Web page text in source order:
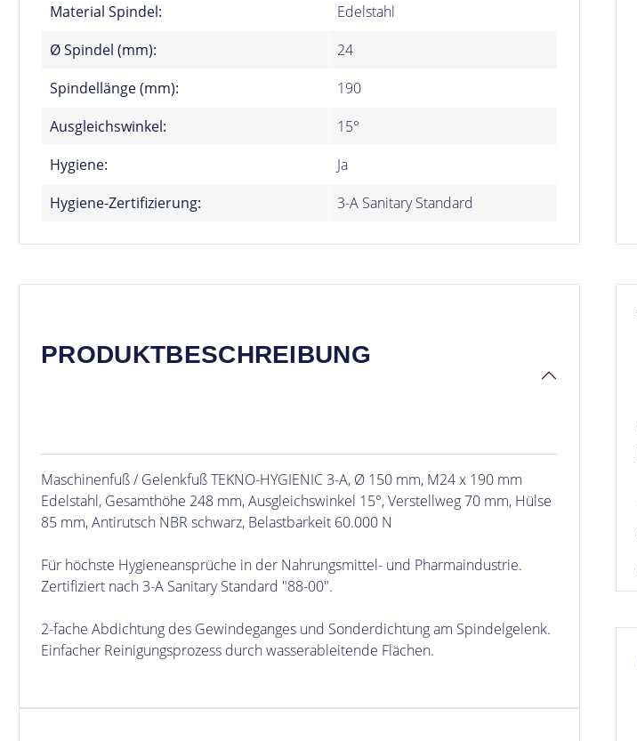
Material Spindel:
Edelstahl
Ø Spindel (mm):
24
Spindellänge (mm):
190
Ausgleichswinkel:
15°
Hygiene:
Ja
Hygiene-Zertifizierung:
3-A Sanitary Standard
PRODUKTBESCHREIBUNG
Maschinenfuß / Gelenkfuß TEKNO-HYGIENIC 3-A, Ø 150 mm, M24 x 190 mm
Edelstahl, Gesamthöhe 248 mm, Ausgleichswinkel 15°, Verstellweg 70 mm, Hülse
85 mm, Antirutsch NBR schwarz, Belastbarkeit 60.000 N
Für höchste Hygieneansprüche in der Nahrungsmittel- und Pharmaindustrie.
Zertifiziert nach 3-A Sanitary Standard "88-00".
2-fache Abdichtung des Gewindeganges und Sonderdichtung am Spindelgelenk.
Einfacher Reinigungsprozess durch wasserableitende Flächen.